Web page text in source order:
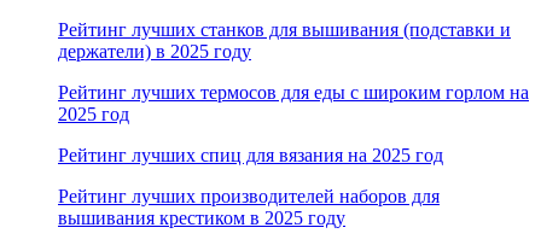
Рейтинг лучших станков для вышивания (подставки и
держатели) в 2025 году
Рейтинг лучших термосов для еды с широким горлом на
2025 год
Рейтинг лучших спиц для вязания на 2025 год
Рейтинг лучших производителей наборов для
вышивания крестиком в 2025 году